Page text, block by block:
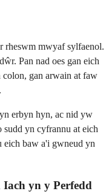
rheswm mwyaf sylfaenol.
Pan nad oes gan eich
gan arwain at faw
.
erbyn hyn, ac nid yw
yn cyfrannu at eich
baw a'i gwneud yn
yn y Perfedd